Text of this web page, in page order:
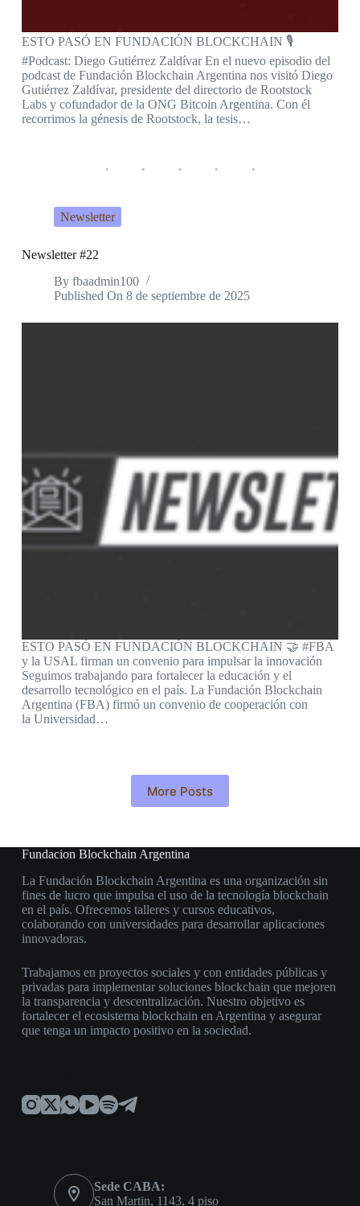
ESTO PASÓ EN FUNDACIÓN BLOCKCHAIN 🎙️
#Podcast: Diego Gutiérrez Zaldívar En el nuevo episodio del
podcast de Fundación Blockchain Argentina nos visitó Diego
Gutiérrez Zaldívar, presidente del directorio de Rootstock
Labs y cofundador de la ONG Bitcoin Argentina. Con él
recorrimos la génesis de Rootstock, la tesis…
Newsletter
Newsletter #22
By fbaadmin100
Published On 8 de septiembre de 2025
ESTO PASÓ EN FUNDACIÓN BLOCKCHAIN 🤝 #FBA
y la USAL firman un convenio para impulsar la innovación
Seguimos trabajando para fortalecer la educación y el
desarrollo tecnológico en el país. La Fundación Blockchain
Argentina (FBA) firmó un convenio de cooperación con
la Universidad…
More Posts
Fundacion Blockchain Argentina
La Fundación Blockchain Argentina es una organización sin
fines de lucro que impulsa el uso de la tecnología blockchain
en el país. Ofrecemos talleres y cursos educativos,
colaborando con universidades para desarrollar aplicaciones
innovadoras.
Trabajamos en proyectos sociales y con entidades públicas y
privadas para implementar soluciones blockchain que mejoren
la transparencia y descentralización. Nuestro objetivo es
fortalecer el ecosistema blockchain en Argentina y asegurar
que tenga un impacto positivo en la sociedad.
Sede CABA:
San Martin, 1143, 4 piso